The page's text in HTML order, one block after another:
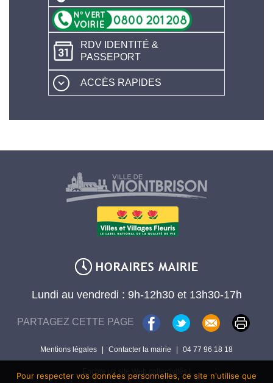
RDV IDENTITÉ &
PASSEPORT
ACCÈS RAPIDES
Lundi au vendredi : 9h-12h30 et 13h30-17h
PARTAGEZ CETTE PAGE
Mentions légales | Contacter la mairie | 04 77 96 18 18
Encore un site Web collectivités !
Pour respecter vos données personnelles, ce site n'utilise que